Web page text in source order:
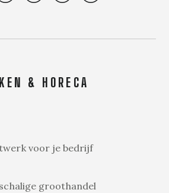
& HORECA
voor je bedrijf
groothandel